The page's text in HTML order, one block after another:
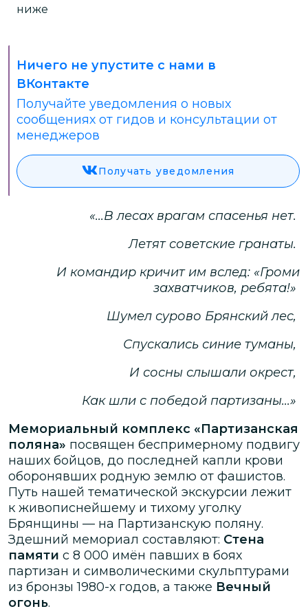
ниже
Ничего не упустите с нами в
ВКонтакте
Получайте уведомления о новых
сообщениях от гидов и консультации от
менеджеров
Получать уведомления
«...В лесах врагам спасенья нет.
Летят советские гранаты.
И командир кричит им вслед: «Громи
захватчиков, ребята!»
Шумел сурово Брянский лес,
Спускались синие туманы,
И сосны слышали окрест,
Как шли с победой партизаны...»
Мемориальный комплекс «Партизанская
поляна» посвящен беспримерному подвигу
наших бойцов, до последней капли крови
оборонявших родную землю от фашистов.
Путь нашей тематической экскурсии лежит
к живописнейшему и тихому уголку
Брянщины — на Партизанскую поляну.
Здешний мемориал составляют: Стена
памяти с 8 000 имён павших в боях
партизан и символическими скульптурами
из бронзы 1980-х годов, а также Вечный
огонь.